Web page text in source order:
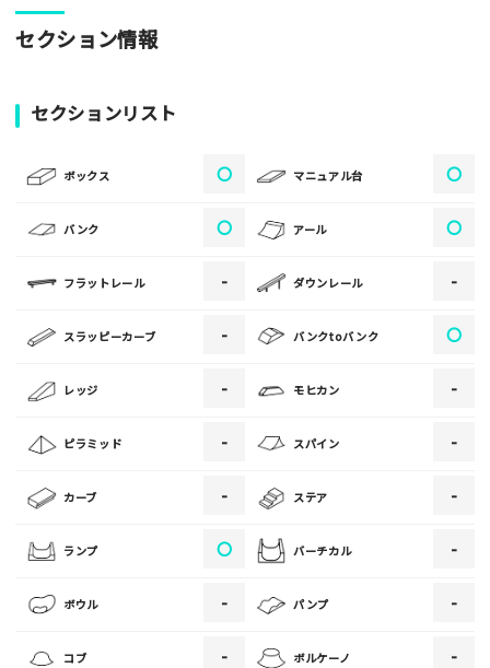
パークやスポットの写真をぜひお送りください！あなたの写真
がみんなの参考となります！
[text photo1alt placeholder "写真の解説※任意]
写真
写真
[text photo3alt placeholder "写真の解説※任意]
ご注意事項
・人物の顔が写っている場合はモザイク処理を行います。
・画像の規定サイズは横幅640px以上となります。
セクション情報
セクションリスト
ボックス 〇 マニュアル台 〇
バンク 〇 アール 〇
フラットレール - ダウンレール -
スラッピーカーブ - バンクtoバンク 〇
レッジ - モヒカン -
ピラミッド - スパイン -
カーブ - ステア -
ランプ 〇 バーチカル -
ボウル - パンプ -
コブ - ボルケーノ -